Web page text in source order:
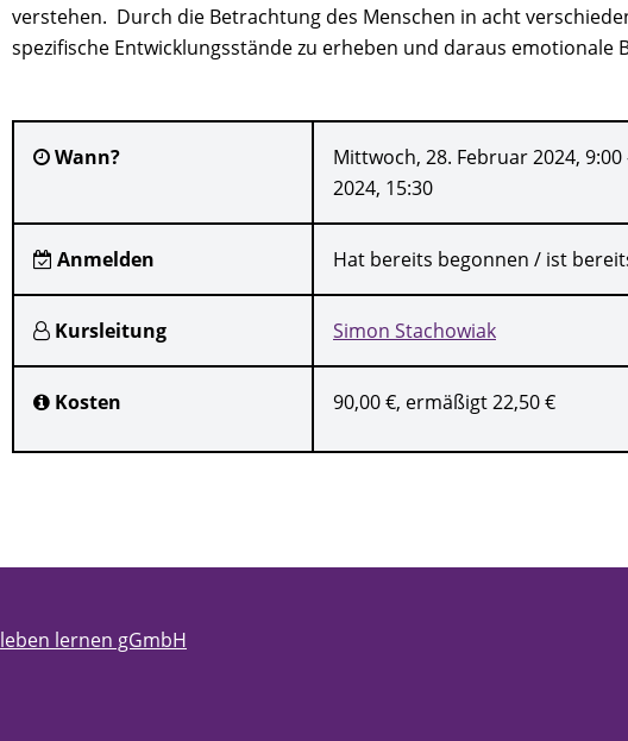
verstehen. Durch die Betrachtung des Menschen in acht
spezifische Entwicklungsstände zu erheben und daraus emotionale
Wann?
Mittwoch, 28. Februar 2024,
2024, 15:30
Anmelden Hat bereits begonnen / ist
Kursleitung Simon Stachowiak
Kosten 90,00 €, ermäßigt 22,50 €
leben lernen gGmbH